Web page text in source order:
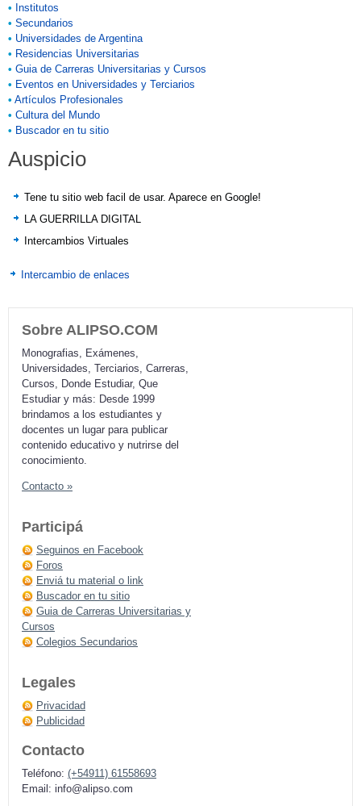
• Institutos
• Secundarios
• Universidades de Argentina
• Residencias Universitarias
• Guia de Carreras Universitarias y Cursos
• Eventos en Universidades y Terciarios
• Artículos Profesionales
• Cultura del Mundo
• Buscador en tu sitio
Auspicio
Tene tu sitio web facil de usar. Aparece en Google!
LA GUERRILLA DIGITAL
Intercambios Virtuales
Intercambio de enlaces
Sobre ALIPSO.COM
Monografias, Exámenes,
Universidades, Terciarios, Carreras,
Cursos, Donde Estudiar, Que
Estudiar y más: Desde 1999
brindamos a los estudiantes y
docentes un lugar para publicar
contenido educativo y nutrirse del
conocimiento.
Contacto »
Participá
Seguinos en Facebook
Foros
Enviá tu material o link
Buscador en tu sitio
Guia de Carreras Universitarias y
Cursos
Colegios Secundarios
Legales
Privacidad
Publicidad
Contacto
Teléfono: (+54911) 61558693
Email: info@alipso.com